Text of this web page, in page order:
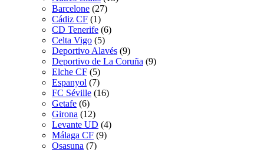
Barcelone (27)
Cádiz CF (1)
CD Tenerife (6)
Celta Vigo (5)
Deportivo Alavés (9)
Deportivo de La Coruña (9)
Elche CF (5)
Espanyol (7)
FC Séville (16)
Getafe (6)
Girona (12)
Levante UD (4)
Málaga CF (9)
Osasuna (7)